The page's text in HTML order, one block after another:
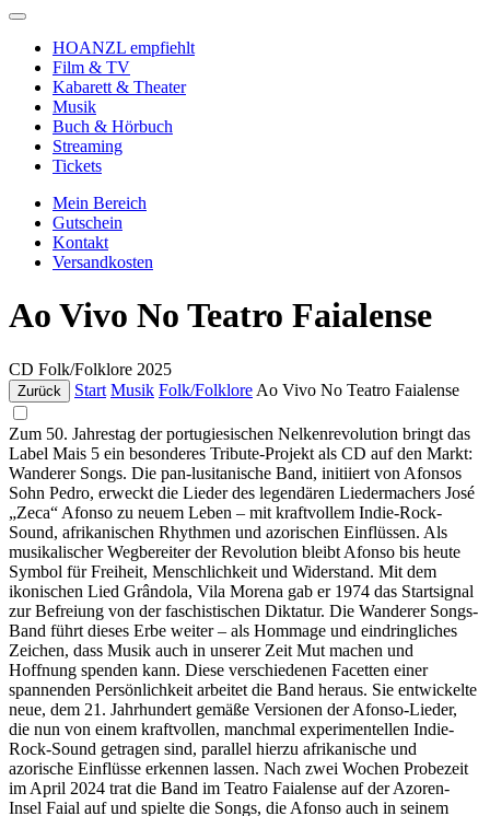
HOANZL empfiehlt
Film & TV
Kabarett & Theater
Musik
Buch & Hörbuch
Streaming
Tickets
Mein Bereich
Gutschein
Kontakt
Versandkosten
Ao Vivo No Teatro Faialense
CD Folk/Folklore 2025
Zurück Start Musik Folk/Folklore Ao Vivo No Teatro Faialense
Zum 50. Jahrestag der portugiesischen Nelkenrevolution bringt das
Label Mais 5 ein besonderes Tribute-Projekt als CD auf den Markt:
Wanderer Songs. Die pan-lusitanische Band, initiiert von Afonsos
Sohn Pedro, erweckt die Lieder des legendären Liedermachers José
„Zeca“ Afonso zu neuem Leben – mit kraftvollem Indie-Rock-
Sound, afrikanischen Rhythmen und azorischen Einflüssen. Als
musikalischer Wegbereiter der Revolution bleibt Afonso bis heute
Symbol für Freiheit, Menschlichkeit und Widerstand. Mit dem
ikonischen Lied Grândola, Vila Morena gab er 1974 das Startsignal
zur Befreiung von der faschistischen Diktatur. Die Wanderer Songs-
Band führt dieses Erbe weiter – als Hommage und eindringliches
Zeichen, dass Musik auch in unserer Zeit Mut machen und
Hoffnung spenden kann. Diese verschiedenen Facetten einer
spannenden Persönlichkeit arbeitet die Band heraus. Sie entwickelte
neue, dem 21. Jahrhundert gemäße Versionen der Afonso-Lieder,
die nun von einem kraftvollen, manchmal experimentellen Indie-
Rock-Sound getragen sind, parallel hierzu afrikanische und
azorische Einflüsse erkennen lassen. Nach zwei Wochen Probezeit
im April 2024 trat die Band im Teatro Faialense auf der Azoren-
Insel Faial auf und spielte die Songs, die Afonso auch in seinem